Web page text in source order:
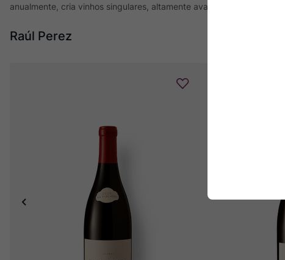
anualmente, cria vinhos singulares, altamente avaliados em seus
Raúl Perez